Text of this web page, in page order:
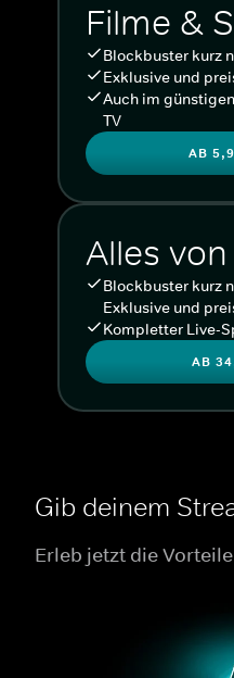
Filme &
Blockbuster kurz
Exklusive und
Auch im
TV
AB
Alles von
Blockbuster kurz
Exklusive und
Kompletter Live-
AB
Gib deinem
Erleb jetzt die